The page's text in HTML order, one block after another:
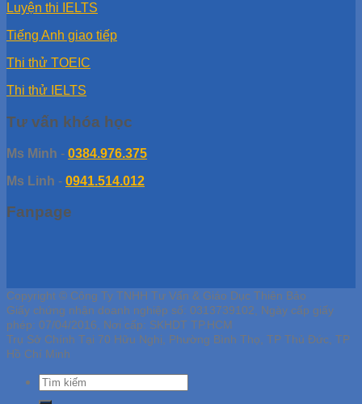
Luyện thi IELTS
Tiếng Anh giao tiếp
Thi thử TOEIC
Thi thử IELTS
Tư vấn khóa học
Ms Minh - 0384.976.375
Ms Linh - 0941.514.012
Fanpage
Copyright © Công Ty TNHH Tư Vấn & Giáo Dục Thiên Bảo
Giấy chứng nhận doanh nghiệp số: 0313739102, Ngày cấp giấy
phép: 07/04/2016, Nơi cấp: SKHDT TP.HCM
Trụ Sở Chính Tại 70 Hữu Nghị, Phường Bình Thọ, TP Thủ Đức, TP
Hồ Chí Minh